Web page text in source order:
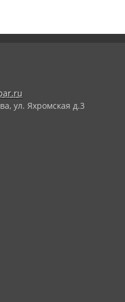
ул. Яхромская д.3